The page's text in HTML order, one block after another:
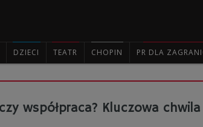
DZIECI TEATR CHOPIN PR DLA
współpraca? Kluczowa chwila